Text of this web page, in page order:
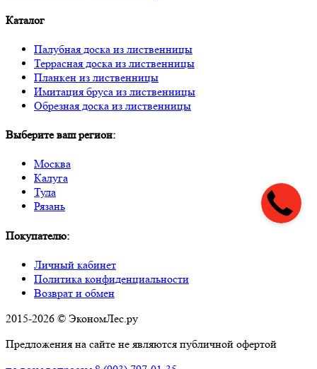
Каталог
Палубная доска из лиственницы
Террасная доска из лиственницы
Планкен из лиственницы
Имитация бруса из лиственницы
Обрезная доска из лиственницы
Выберите ваш регион:
Москва
Калуга
Тула
Рязань
Покупателю:
Личный кабинет
Политика конфиденциальности
Возврат и обмен
2015-2026 © ЭкономЛес.ру
Предложения на сайте не являются публичной офертой